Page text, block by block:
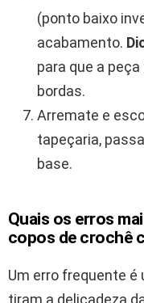
(ponto baixo
acabamento.
para que a
bordas.
Arremate e
tapeçaria,
base.
Quais os erros
copos de crochê
Um erro frequente